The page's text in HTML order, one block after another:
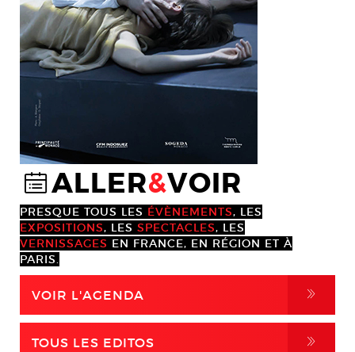
@ALLER&VOIR
PRESQUE TOUS LES ÉVÈNEMENTS, LES
EXPOSITIONS, LES SPECTACLES, LES
VERNISSAGES EN FRANCE, EN RÉGION ET À
PARIS.
VOIR L'AGENDA ,
TOUS LES EDITOS ,